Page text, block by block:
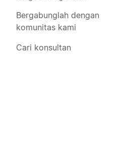
Bergabunglah dengan
komunitas kami
Cari konsultan